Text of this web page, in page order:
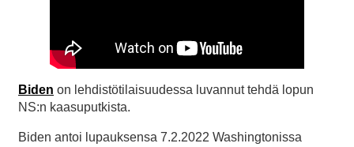
Biden on lehdistötilaisuudessa luvannut tehdä lopun
NS:n kaasuputkista.
Biden antoi lupauksensa 7.2.2022 Washingtonissa